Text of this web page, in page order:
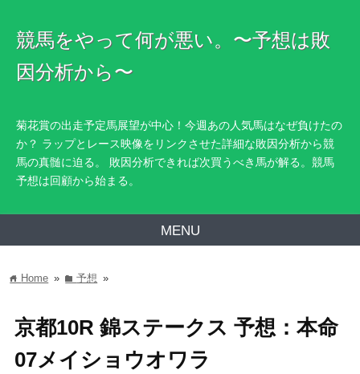
競馬をやって何が悪い。〜予想は敗
因分析から〜
菊花賞の出走予定馬展望が中心！今週あの人気馬はなぜ負けたの
か？ ラップとレース映像をリンクさせた詳細な敗因分析から競
馬の真髄に迫る。 敗因分析できれば次買うべき馬が解る。競馬
予想は回顧から始まる。
MENU
home Home » folder予想 »
京都10R 錦ステークス 予想：本命
07メイショウオワラ